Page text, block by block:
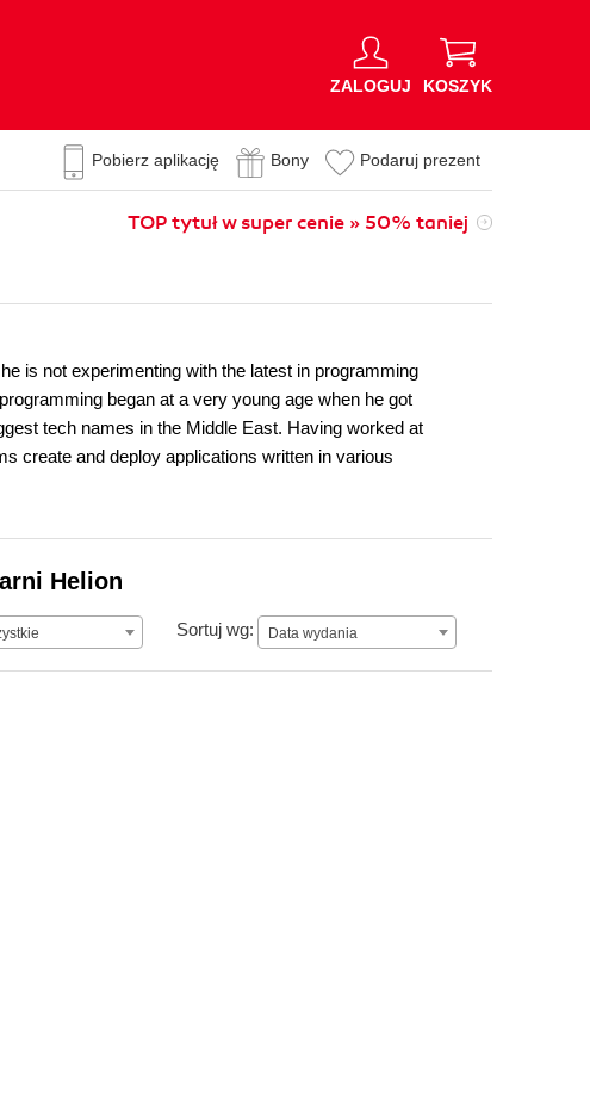
ZALOGUJ KOSZYK
Pobierz aplikację Bony Podaruj prezent
TOP tytuł w super cenie » 50% taniej
is not experimenting with the latest in programming
began at a very young age when he got
tech names in the Middle East. Having worked at
create and deploy applications written in various
Helion
Sortuj wg: Data wydania
Data wydania